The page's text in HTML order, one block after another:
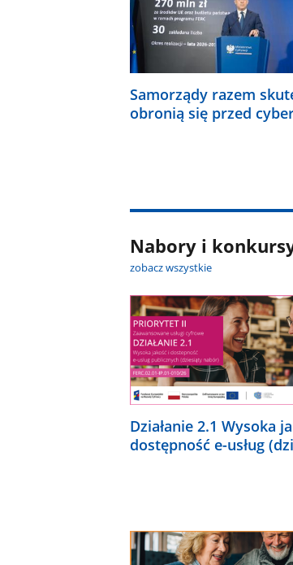
Samorządy razem
obronią się przed
Nabory i
zobacz wszystkie
Działanie 2.1 Wysoka
dostępność e-usług